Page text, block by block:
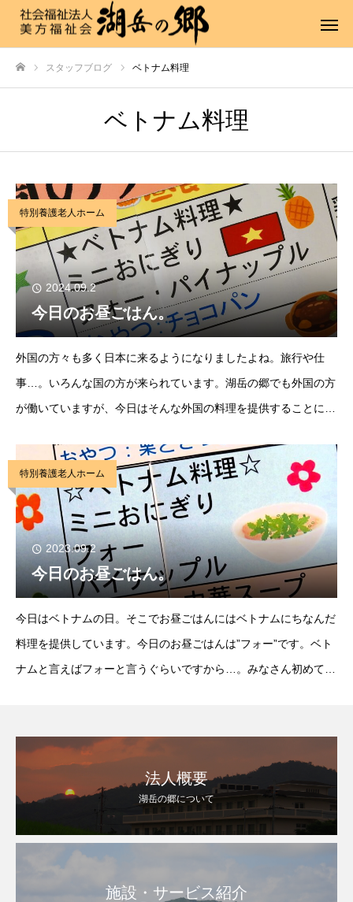
スタッフブログ ベトナム料理
ベトナム料理
特別養護老人ホーム
2024.09.2
今日のお昼ごはん。
外国の方々も多く日本に来るようになりましたよね。旅行や仕
事…。いろんな国の方が来られています。湖岳の郷でも外国の方
が働いていますが、今日はそんな外国の料理を提供することにな
ベトナム料理”フォー”です。食べるみなさんは、い
特別養護老人ホーム
2023.09.2
今日のお昼ごはん。
今日はベトナムの日。そこでお昼ごはんにはベトナムにちなんだ
料理を提供しています。今日のお昼ごはんは”フォー”です。ベト
ナムと言えばフォーと言うぐらいですから…。みなさん初めて食
法人概要
湖岳の郷について
施設・サービス紹介